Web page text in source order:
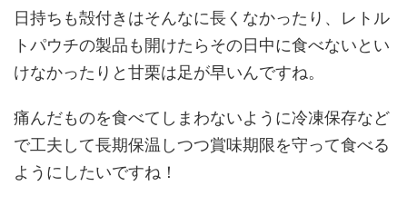
日持ちも殻付きはそんなに長くなかったり、レトル
トパウチの製品も開けたらその日中に食べないとい
けなかったりと甘栗は足が早いんですね。
痛んだものを食べてしまわないように冷凍保存など
で工夫して長期保温しつつ賞味期限を守って食べる
ようにしたいですね！